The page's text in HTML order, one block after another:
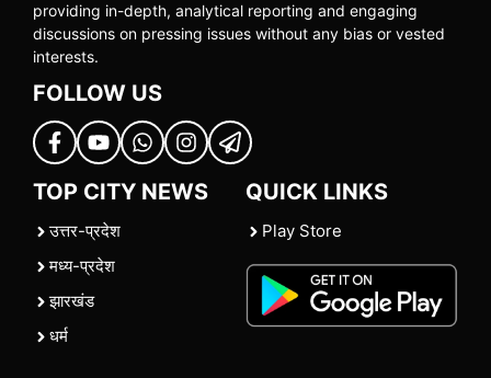
providing in-depth, analytical reporting and engaging
discussions on pressing issues without any bias or vested
interests.
FOLLOW US
TOP CITY NEWS
उत्तर-प्रदेश
मध्य-प्रदेश
झारखंड
धर्म
QUICK LINKS
Play Store